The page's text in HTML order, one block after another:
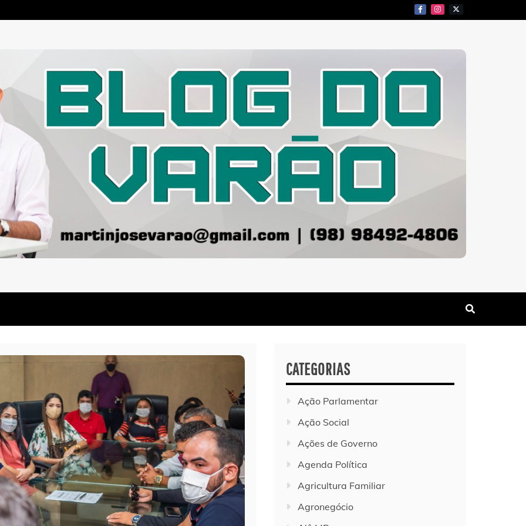
CATEGORIAS
Ação Parlamentar
Ação Social
Ações de Governo
Agenda Política
Agricultura Familiar
Agronegócio